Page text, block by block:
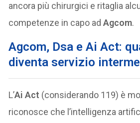
ancora più chirurgici e ritaglia
competenze in capo adAgcom.
Agcom, Dsa e Ai Act:
diventa servizio
L’Ai Act (considerando 119) è
riconosce che l’intelligenza